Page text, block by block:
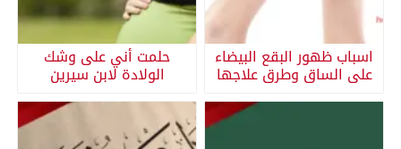
اسباب ظهور البقع البيضاء
على الساق وطرق علاجها
حلمت أني على وشك
الولادة لابن سيرين